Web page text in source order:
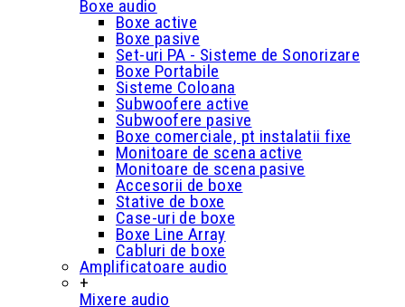
Boxe audio
Boxe active
Boxe pasive
Set-uri PA - Sisteme de Sonorizare
Boxe Portabile
Sisteme Coloana
Subwoofere active
Subwoofere pasive
Boxe comerciale, pt instalatii fixe
Monitoare de scena active
Monitoare de scena pasive
Accesorii de boxe
Stative de boxe
Case-uri de boxe
Boxe Line Array
Cabluri de boxe
Amplificatoare audio
+
Mixere audio